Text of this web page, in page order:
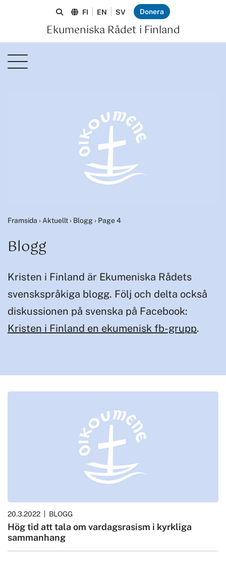
Ekumeniska Rådet i Finland
FI EN SV Donera
Framsida ›Aktuellt › Blogg › Page 4
Blogg
Kristen i Finland är Ekumeniska Rådets
svenskspråkiga blogg. Följ och delta också
diskussionen på svenska på Facebook:
Kristen i Finland en ekumenisk fb-grupp.
20.3.2022 BLOGG
Hög tid att tala om vardagsrasism i kyrkliga
sammanhang